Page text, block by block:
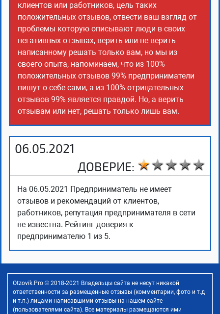
клиентов или работников, цель таких
положительных отзывов, отвести ваш взгляд от
проблемы которую описывают люди в своих
негативных отзывах, верить или не верить
написанному решать только вам, но мы из
своего опыта, напоминаем, что из 100%
положительных отзывов 99% предприниматели
пишут о себе сами, а из 100% отрицательных
отзывов 99% является правдой. Но, а верить
отзывам или нет, решать только лишь вам.
06.05.2021
ДОВЕРИЕ:
На 06.05.2021 Предприниматель не имеет
отзывов и рекомендаций от клиентов,
работников, репутация предпринимателя в сети
не известна. Рейтинг доверия к
предпринимателю 1 из 5.
Otzovik.Pro © 2018-2021 Владельцы сайта не несут никакой
ответственности за размещенные отзывы (комментарии, фото и т.д
и т.п.) лицами написавшими отзывы на нашем сайте
(пользователями сайта). Все материалы размещаются ими